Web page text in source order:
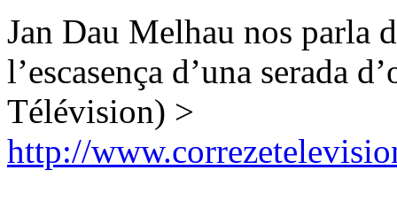
Jan Dau Melhau nos parla
l’escasença d’una serada
Télévision) >
http://